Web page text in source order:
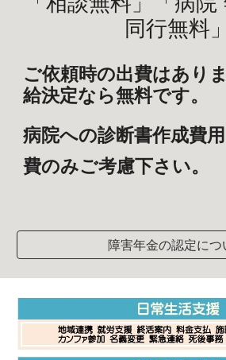
同行無料」
ご依頼時の出費はあり
給決定なら無料です。
病院への診断書作成費
費のみご考慮下さい。
障害年金の認定につ